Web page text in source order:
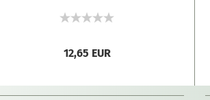
12,65 EUR